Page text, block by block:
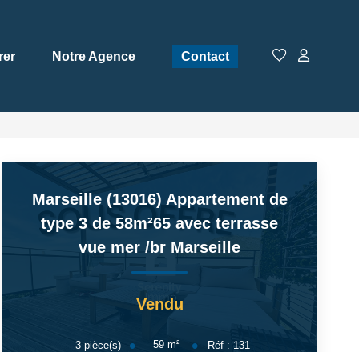
Notre Agence Contact
Marseille (13016) Appartement de
type 3 de 58m²65 avec terrasse
vue mer/br Marseille
Vendu
3pièce(s) 59m² Réf : 131